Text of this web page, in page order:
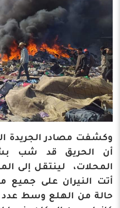
وكشفت مصادر الجريدة
أن الحريق قد شب
المحلات، لينتقل إلى
أتت النيران على جميع
حالة من الهلع وسط عدد